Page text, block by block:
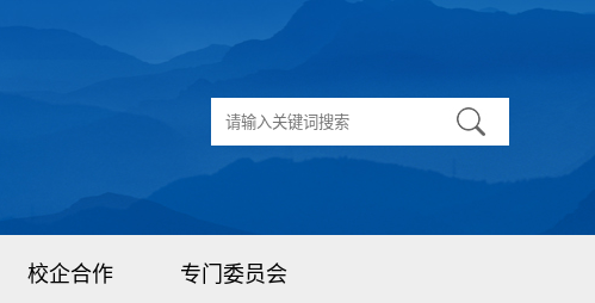
校企合作 专门委员会